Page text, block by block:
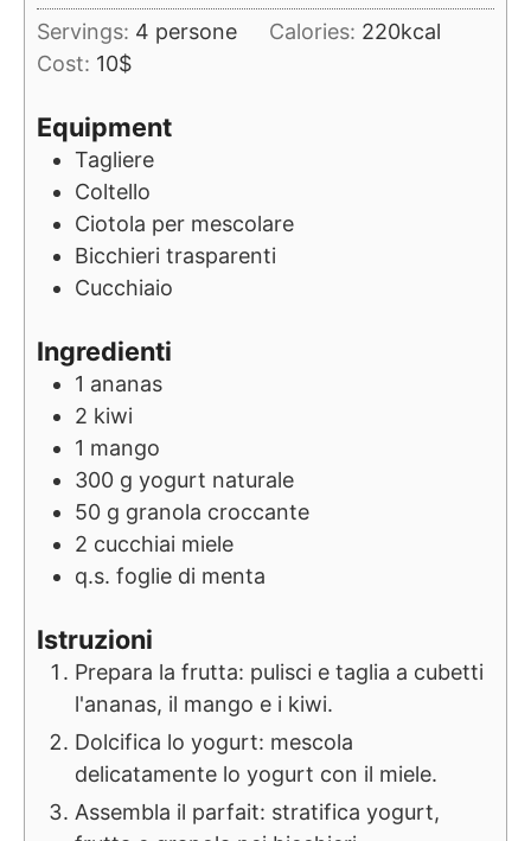
Servings: 4 persone Calories: 220kcal
Cost: 10$
Equipment
Tagliere
Coltello
Ciotola per mescolare
Bicchieri trasparenti
Cucchiaio
Ingredienti
1 ananas
2 kiwi
1 mango
300 g yogurt naturale
50 g granola croccante
2 cucchiai miele
q.s. foglie di menta
Istruzioni
Prepara la frutta: pulisci e taglia a cubetti
l'ananas, il mango e i kiwi.
Dolcifica lo yogurt: mescola
delicatamente lo yogurt con il miele.
Assembla il parfait: stratifica yogurt,